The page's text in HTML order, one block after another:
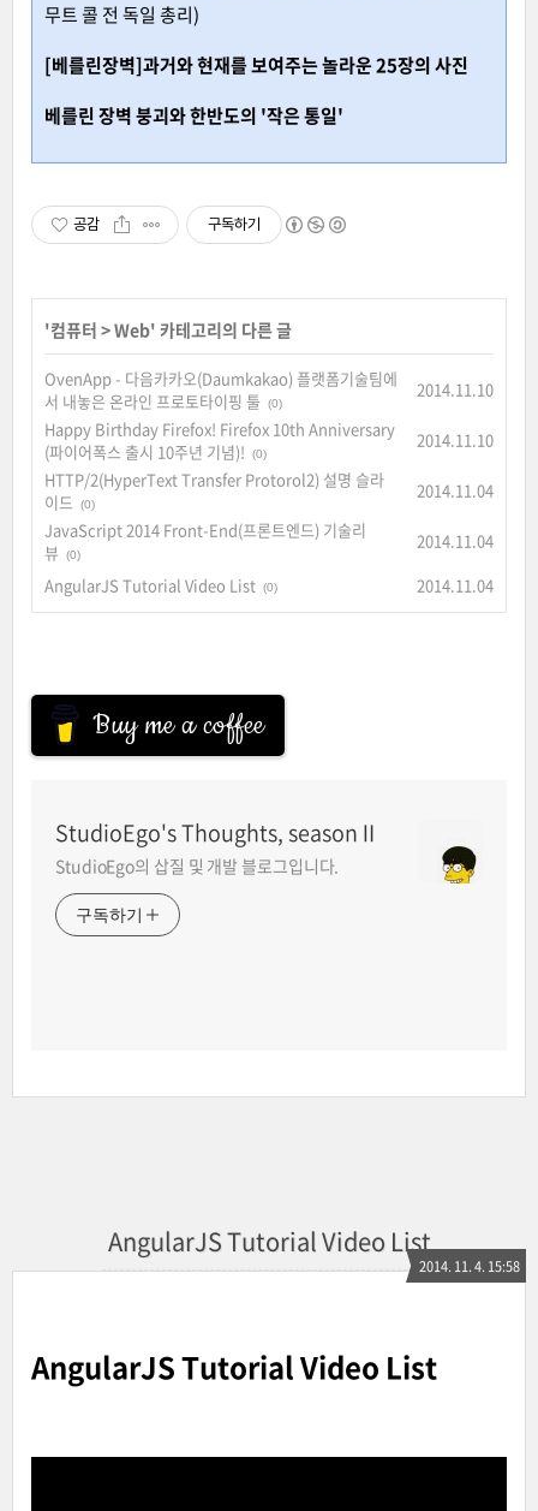
무트 콜 전 독일 총리)
[베를린장벽]과거와 현재를 보여주는 놀라운 25장의 사진
베를린 장벽 붕괴와 한반도의 '작은 통일'
공감 구독하기
'컴퓨터 >Web' 카테고리의 다른 글
OvenApp - 다음카카오(Daumkakao) 플랫폼기술팀에
서 내놓은 온라인 프로토타이핑 툴
(0)
2014.11.10
Happy Birthday Firefox! Firefox 10th Anniversary
(파이어폭스 출시 10주년 기념)!
(0)
2014.11.10
HTTP/2(HyperText Transfer Protorol2) 설명 슬라
이드
(0)
2014.11.04
JavaScript 2014 Front-End(프론트엔드) 기술리
뷰
(0)
2014.11.04
AngularJS Tutorial Video List (0) 2014.11.04
Buy me a coffee
StudioEgo's Thoughts, seasonⅡ
StudioEgo의 삽질 및 개발 블로그입니다.
구독하기
AngularJS Tutorial Video List
2014. 11. 4. 15:58
AngularJS Tutorial Video List